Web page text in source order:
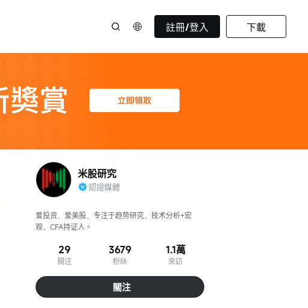
註冊/登入 下載
米股研究
認證媒體
爱投资，爱美股，专注于趋势研究，技术分析+宏
观，CFA持证人。
29
關注
3679
粉絲
1.1萬
來訪
關注